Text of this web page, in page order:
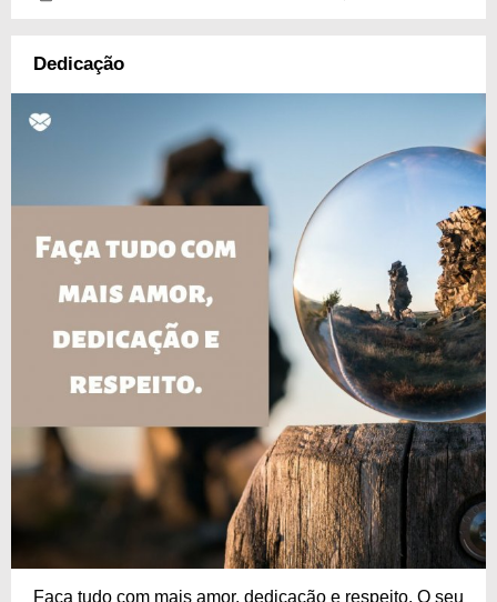
Dedicação
Faça tudo com mais amor, dedicação e respeito. O seu